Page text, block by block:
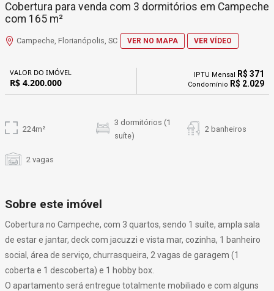
Cobertura para venda com 3 dormitórios em Campeche
com 165 m²
Campeche, Florianópolis, SC VER NO MAPA VER VÍDEO
VALOR DO IMÓVEL
R$ 4.200.000
IPTU Mensal R$ 371
Condomínio R$ 2.029
224m²
3 dormitórios (1
suíte)
2 banheiros
2 vagas
Sobre este imóvel
Cobertura no Campeche, com 3 quartos, sendo 1 suíte, ampla sala
de estar e jantar, deck com jacuzzi e vista mar, cozinha, 1 banheiro
social, área de serviço, churrasqueira, 2 vagas de garagem (1
coberta e 1 descoberta) e 1 hobby box.
O apartamento será entregue totalmente mobiliado e com alguns